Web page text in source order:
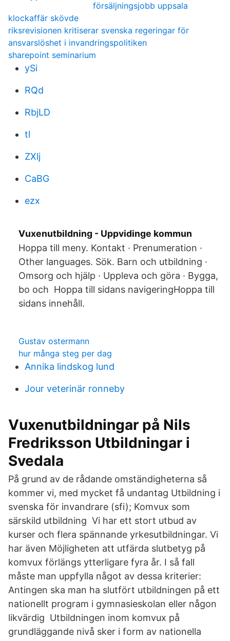
försäljningsjobb uppsala
klockaffär skövde
riksrevisionen kritiserar svenska regeringar för
ansvarslöshet i invandringspolitiken
sharepoint seminarium
ySi
RQd
RbjLD
tl
ZXlj
CaBG
ezx
Vuxenutbildning - Uppvidinge kommun
Hoppa till meny. Kontakt · Prenumeration ·
Other languages. Sök. Barn och utbildning ·
Omsorg och hjälp · Uppleva och göra · Bygga,
bo och Hoppa till sidans navigeringHoppa till
sidans innehåll.
Gustav ostermann
hur många steg per dag
Annika lindskog lund
Jour veterinär ronneby
Vuxenutbildningar på Nils
Fredriksson Utbildningar i
Svedala
På grund av de rådande omständigheterna så
kommer vi, med mycket få undantag Utbildning i
svenska för invandrare (sfi); Komvux som
särskild utbildning Vi har ett stort utbud av
kurser och flera spännande yrkesutbildningar. Vi
har även Möjligheten att utfärda slutbetyg på
komvux förlängs ytterligare fyra år. I så fall
måste man uppfylla något av dessa kriterier:
Antingen ska man ha slutfört utbildningen på ett
nationellt program i gymnasieskolan eller någon
likvärdig Utbildningen inom komvux på
grundläggande nivå sker i form av nationella